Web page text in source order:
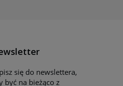
się do newslettera,
być na bieżąco z